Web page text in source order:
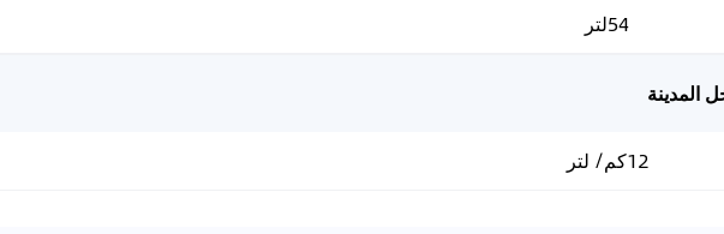
54لتر
المدينة
12كم/ لتر